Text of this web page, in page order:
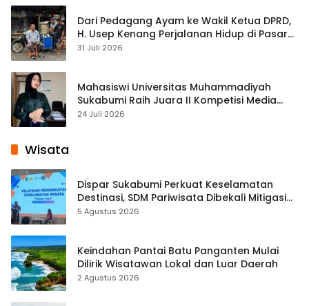
Dari Pedagang Ayam ke Wakil Ketua DPRD,
H. Usep Kenang Perjalanan Hidup di Pasar
Cisaat
31 Juli 2026
Mahasiswi Universitas Muhammadiyah
Sukabumi Raih Juara II Kompetisi Media
Pembelajaran Digital Tingkat Internasional
24 Juli 2026
Wisata
Dispar Sukabumi Perkuat Keselamatan
Destinasi, SDM Pariwisata Dibekali Mitigasi
hingga Teknik Evakuasi
5 Agustus 2026
Keindahan Pantai Batu Panganten Mulai
Dilirik Wisatawan Lokal dan Luar Daerah
2 Agustus 2026